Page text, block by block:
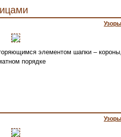
элементом шапки –
порядке